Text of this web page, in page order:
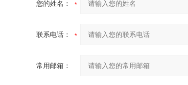
您的姓名：
联系电话：
常用邮箱：